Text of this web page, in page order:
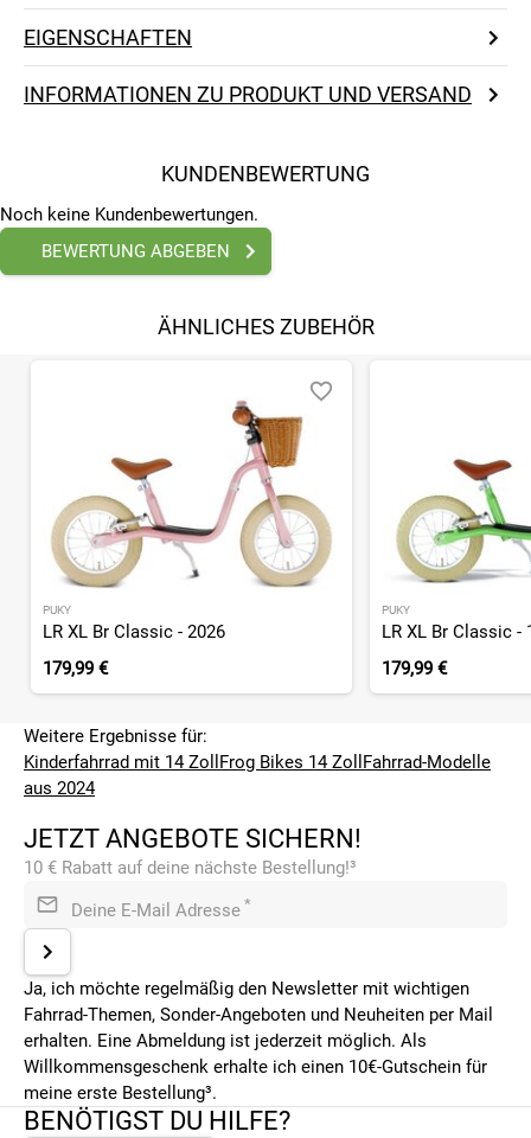
EIGENSCHAFTEN
INFORMATIONEN ZU PRODUKT UND VERSAND
KUNDENBEWERTUNG
Noch keine Kundenbewertungen.
BEWERTUNG ABGEBEN
ÄHNLICHES ZUBEHÖR
PUKY
LR XL Br Classic - 2026
179,99 €
PUKY
LR XL Br Classic -
179,99 €
Weitere Ergebnisse für:
Kinderfahrrad mit 14 Zoll Frog Bikes 14 Zoll Fahrrad-Modelle
aus 2024
JETZT ANGEBOTE SICHERN!
10 € Rabatt auf deine nächste Bestellung!³
Deine E-Mail Adresse *
Ja, ich möchte regelmäßig den Newsletter mit wichtigen
Fahrrad-Themen, Sonder-Angeboten und Neuheiten per Mail
erhalten. Eine Abmeldung ist jederzeit möglich. Als
Willkommensgeschenk erhalte ich einen 10€-Gutschein für
meine erste Bestellung³.
BENÖTIGST DU HILFE?